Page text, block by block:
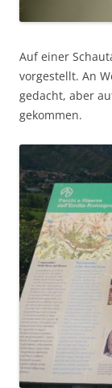
Auf einer
vorgestellt. An
gedacht, aber
gekommen.